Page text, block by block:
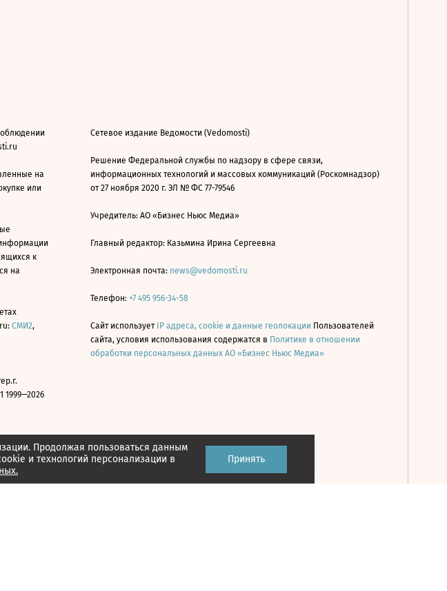
Продолжая пользоваться данным
и технологий персонализации в
Принять
на
или
к
на
СМИ2,
1999—2026
Сетевое издание Ведомости (Vedomosti)
Решение Федеральной службы по надзору в сфере связи,
информационных технологий и массовых коммуникаций (Роскомнадзор)
от 27 ноября 2020 г. ЭЛ № ФС 77-79546
Учредитель: АО «Бизнес Ньюс Медиа»
Главный редактор: Казьмина Ирина Сергеевна
Электронная почта: news@vedomosti.ru
Телефон: +7 495 956-34-58
Сайт использует IP адреса, cookie и данные геолокации Пользователей
сайта, условия использования содержатся в Политике в отношении
обработки персональных данных АО «Бизнес Ньюс Медиа»